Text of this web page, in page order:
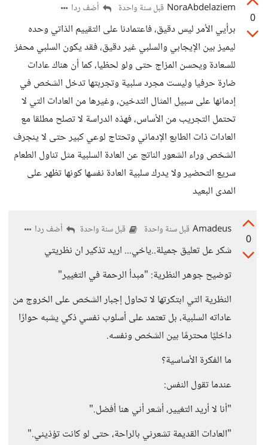
0
NoraAbdelaziem قبل سنة واحدة أضف ردا
برأيي الأمر ليس دقيق، فاعتمادنا على التقييم الذاتي وحده
ليميز بين الإيجابي والسلبي غير دقيق، فقد يكون السلبي محفز
للسعادة ويحسن المزاج حتى ولو لحظيا، كما أن هناك عادات
ضارة حرفيا وليست مجرد سلبية وتجربتها تدخل الشخص في
إدمانها على سبيل المثال التدخين، وغيرها من العادات التي لا
تحتمل التجريب من الأساس، فهذه الدراسة لا تصلح مطلقا مع
العادات ذات الطابع الإدماني وتحتاج لوعي كبير حتى لا ينجرف
الشخص وراء الشعور الناتج عن العادة السلبية مثل تناول الطعام
سريع التحضير ولا يدرك سلبية العادة نفسها كونها تظهر على
المدى البعيد
0
Amadeus قبل سنة واحدة قبل سنة واحدة أضف ردا
شكر عل تعليق جميلة..ياخي... اريد تذكير ان نظريتي
توضيح جوهر النظرية: "مبدأ الرحمة في التغيير"
النظرية التي ابتكرتها لا تحاول إجبار الشخص على الخروج من
عاداته السلبية، بل تعتمد على أسلوب نفسي ذكي يشبه حوارًا
داخليًا محترمًا بين الشخص ونفسه.
ما الفكرة الأساسية؟
عندما تقول النفس:
"أنا لا أريد التغيير، أشعر أني هنا أفضل."
"العادات القديمة تشعرني بالراحة، حتى لو كانت تؤذيني."